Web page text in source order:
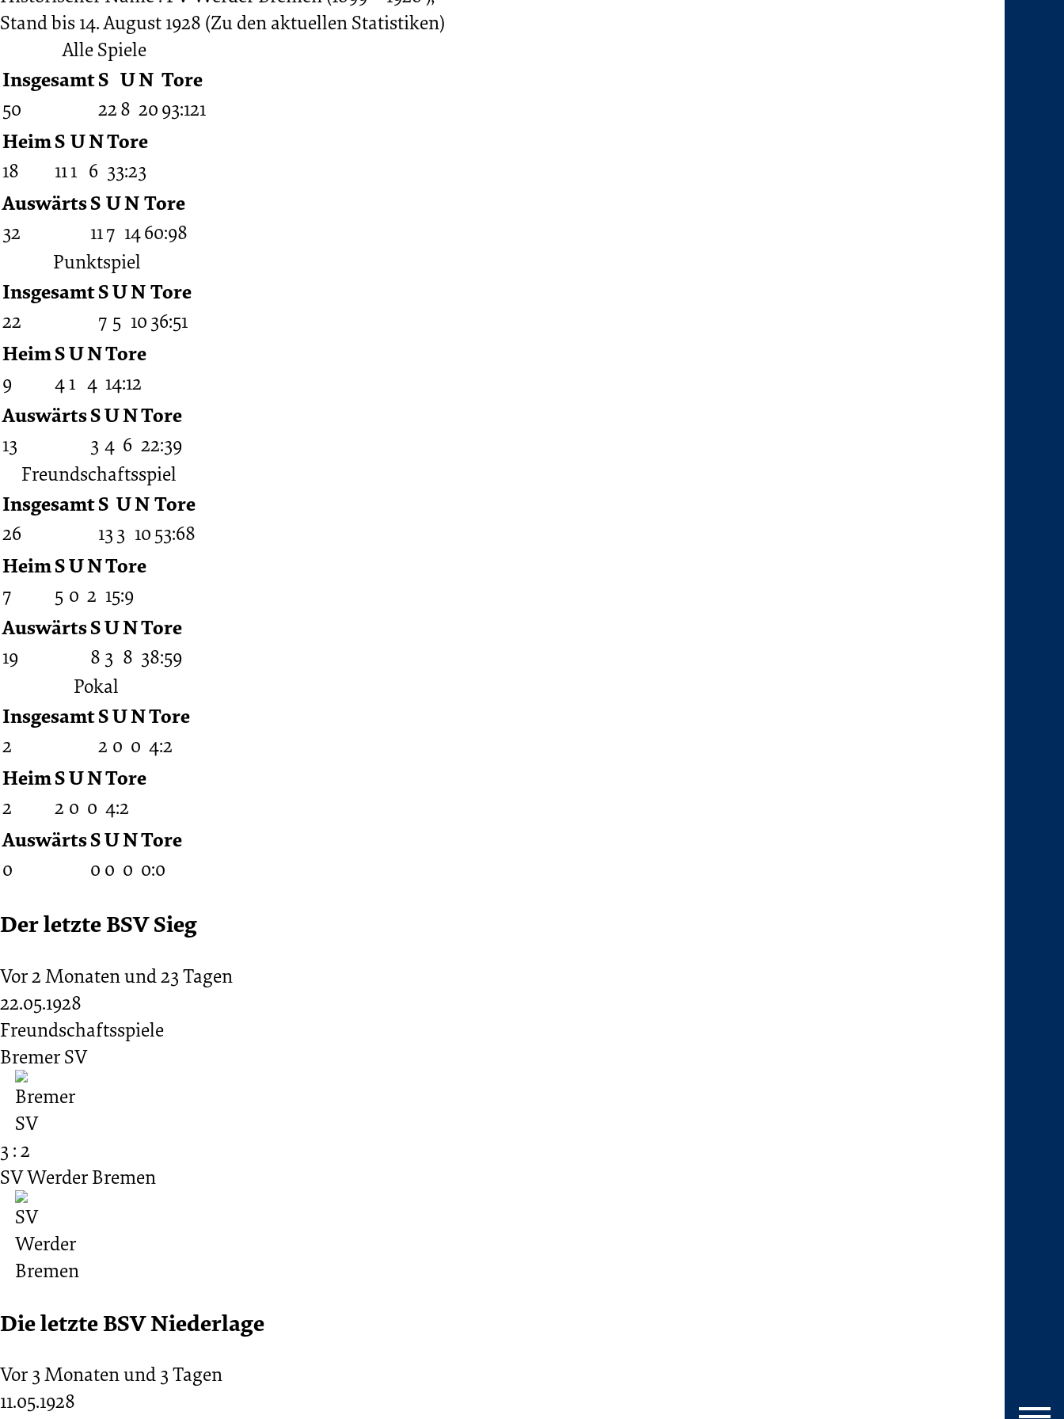
Finale
14.08.1928
-
1927/1928
(Bezirkspokal)
Stand bis 14. August 1928 (Zu den aktuellen Statistiken)
Alle Spiele
InsgesamtS UN Tore
50 228 2093:121
HeimS UNTore
18 111 6 33:23
AuswärtsS UNTore
32 117 1460:98
Punktspiel
InsgesamtSUNTore
22 7 5 1036:51
HeimSUNTore
9 41 4 14:12
AuswärtsSUNTore
13 3 4 6 22:39
Freundschaftsspiel
InsgesamtS UNTore
26 133 1053:68
HeimSUNTore
7 5 0 2 15:9
AuswärtsSUNTore
19 8 3 8 38:59
Pokal
InsgesamtSUNTore
2 2 0 0 4:2
HeimSUNTore
2 2 0 0 4:2
AuswärtsSUNTore
0 0 0 0 0:0
Der letzte BSV Sieg
Vor 2 Monaten und 23 Tagen
22.05.1928
Freundschaftsspiele
Bremer SV
3 : 2
SV Werder Bremen
Die letzte BSV Niederlage
Vor 3 Monaten und 3 Tagen
11.05.1928